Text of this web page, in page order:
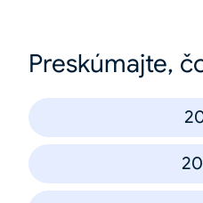
Preskúmajte,